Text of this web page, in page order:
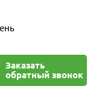
Заказать
обратный звонок